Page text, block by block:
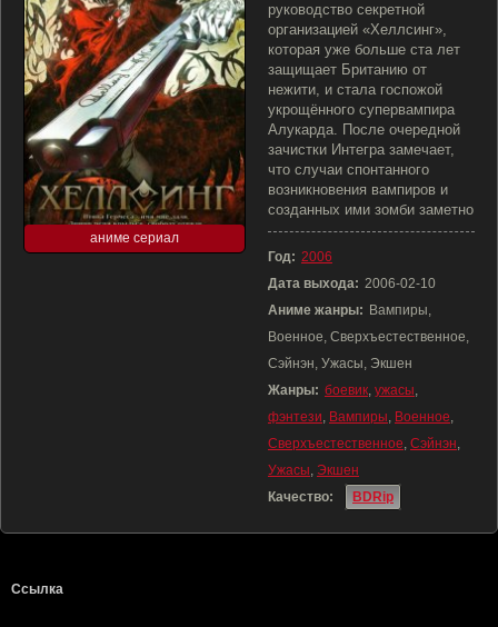
аниме сериал
руководство секретной
организацией «Хеллсинг»,
которая уже больше ста лет
защищает Британию от
нежити, и стала госпожой
укрощённого супервампира
Алукарда. После очередной
зачистки Интегра замечает,
что случаи спонтанного
возникновения вампиров и
созданных ими зомби заметно
Год: 2006
Дата выхода: 2006-02-10
Аниме жанры: Вампиры,
Военное, Сверхъестественное,
Сэйнэн, Ужасы, Экшен
Жанры: боевик, ужасы,
фэнтези, Вампиры, Военное,
Сверхъестественное, Сэйнэн,
Ужасы, Экшен
Качество:
BDRip
Ссылка